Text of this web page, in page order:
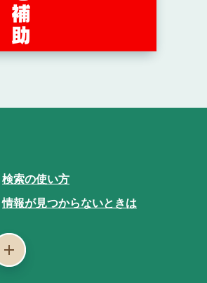
検索の使い方
情報が見つからないときは